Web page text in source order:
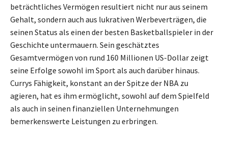
beträchtliches Vermögen resultiert nicht nur aus seinem
Gehalt, sondern auch aus lukrativen Werbeverträgen, die
seinen Status als einen der besten Basketballspieler in der
Geschichte untermauern. Sein geschätztes
Gesamtvermögen von rund 160 Millionen US-Dollar zeigt
seine Erfolge sowohl im Sport als auch darüber hinaus.
Currys Fähigkeit, konstant an der Spitze der NBA zu
agieren, hat es ihm ermöglicht, sowohl auf dem Spielfeld
als auch in seinen finanziellen Unternehmungen
bemerkenswerte Leistungen zu erbringen.